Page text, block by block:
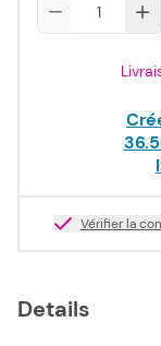
Vérifier la
Details